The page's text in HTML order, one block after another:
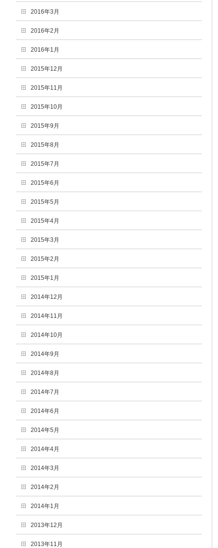
2016年3月
2016年2月
2016年1月
2015年12月
2015年11月
2015年10月
2015年9月
2015年8月
2015年7月
2015年6月
2015年5月
2015年4月
2015年3月
2015年2月
2015年1月
2014年12月
2014年11月
2014年10月
2014年9月
2014年8月
2014年7月
2014年6月
2014年5月
2014年4月
2014年3月
2014年2月
2014年1月
2013年12月
2013年11月